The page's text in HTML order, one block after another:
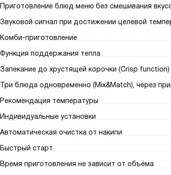
Приготовление блюд меню без смешивания
Звуковой сигнал при достижении целевой
Комби-приготовление
Функция поддержания тепла
Запекание до хрустящей корочки (Crisp function)
Три блюда одновременно (Mix&Match), через
Рекомендация температуры
Индивидуальные установки
Автоматическая очистка от накипи
Быстрый старт
Время приготовления не зависит от объёма